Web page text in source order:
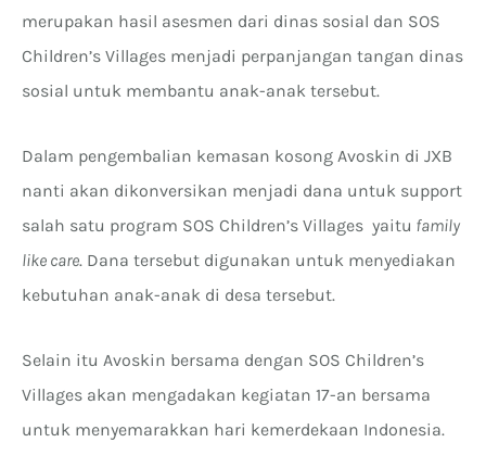
merupakan hasil asesmen dari dinas sosial dan SOS
Children’s Villages menjadi perpanjangan tangan dinas
sosial untuk membantu anak-anak tersebut.
Dalam pengembalian kemasan kosong Avoskin di JXB
nanti akan dikonversikan menjadi dana untuk support
salah satu program SOS Children’s Villages yaitu family
like care. Dana tersebut digunakan untuk menyediakan
kebutuhan anak-anak di desa tersebut.
Selain itu Avoskin bersama dengan SOS Children’s
Villages akan mengadakan kegiatan 17-an bersama
untuk menyemarakkan hari kemerdekaan Indonesia.